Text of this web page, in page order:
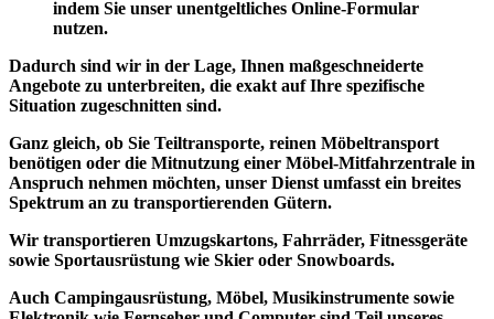
indem Sie unser unentgeltliches Online-Formular
nutzen.
Dadurch sind wir in der Lage, Ihnen maßgeschneiderte
Angebote zu unterbreiten, die exakt auf Ihre spezifische
Situation zugeschnitten sind.
Ganz gleich, ob Sie Teiltransporte, reinen Möbeltransport
benötigen oder die Mitnutzung einer Möbel-Mitfahrzentrale in
Anspruch nehmen möchten, unser Dienst umfasst ein breites
Spektrum an zu transportierenden Gütern.
Wir transportieren Umzugskartons, Fahrräder, Fitnessgeräte
sowie Sportausrüstung wie Skier oder Snowboards.
Auch Campingausrüstung, Möbel, Musikinstrumente sowie